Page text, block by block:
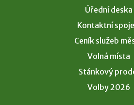
Úřední deska
Kontaktní
Ceník služeb
Volná místa
Stánkový
Volby 2026